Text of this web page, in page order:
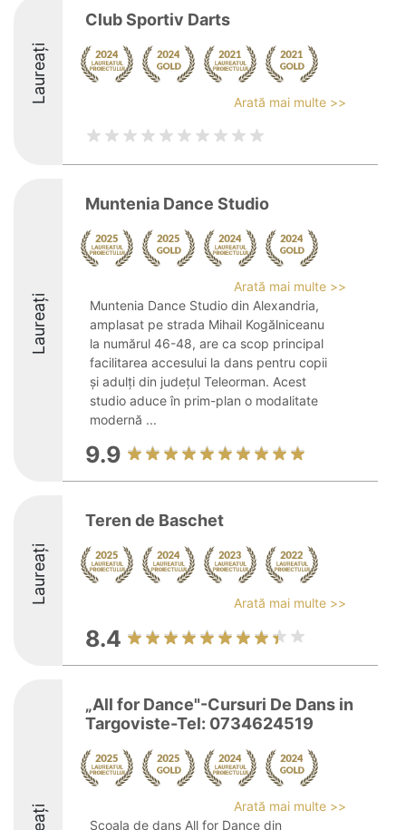
Laureați
Club Sportiv Darts
Arată mai multe >>
Laureați
Muntenia Dance Studio
Arată mai multe >>
Muntenia Dance Studio din Alexandria,
amplasat pe strada Mihail Kogălniceanu
la numărul 46-48, are ca scop principal
facilitarea accesului la dans pentru copii
și adulți din județul Teleorman. Acest
studio aduce în prim-plan o modalitate
modernă ...
9.9
Laureați
Teren de Baschet
Arată mai multe >>
8.4
„All for Dance"-Cursuri De Dans in
Targoviste-Tel: 0734624519
Arată mai multe >>
Școala de dans All for Dance din